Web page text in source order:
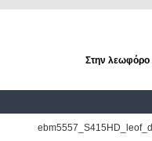
Στην λεωφόρο